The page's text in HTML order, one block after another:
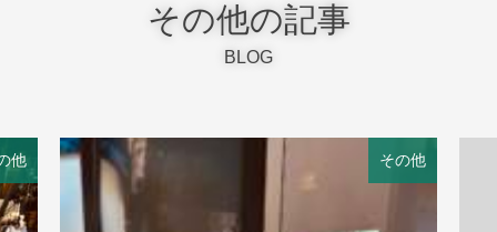
その他の記事
BLOG
他 その他